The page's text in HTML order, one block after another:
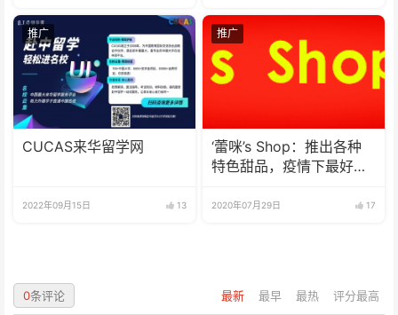
推广
CUCAS来华留学网
2022年09月15日 13
推广
‘蕾咪’s Shop：推出各种
特色甜品，疫情下最好的
2020年07月29日 17
最新 最早 最热 评分最高
0条评论